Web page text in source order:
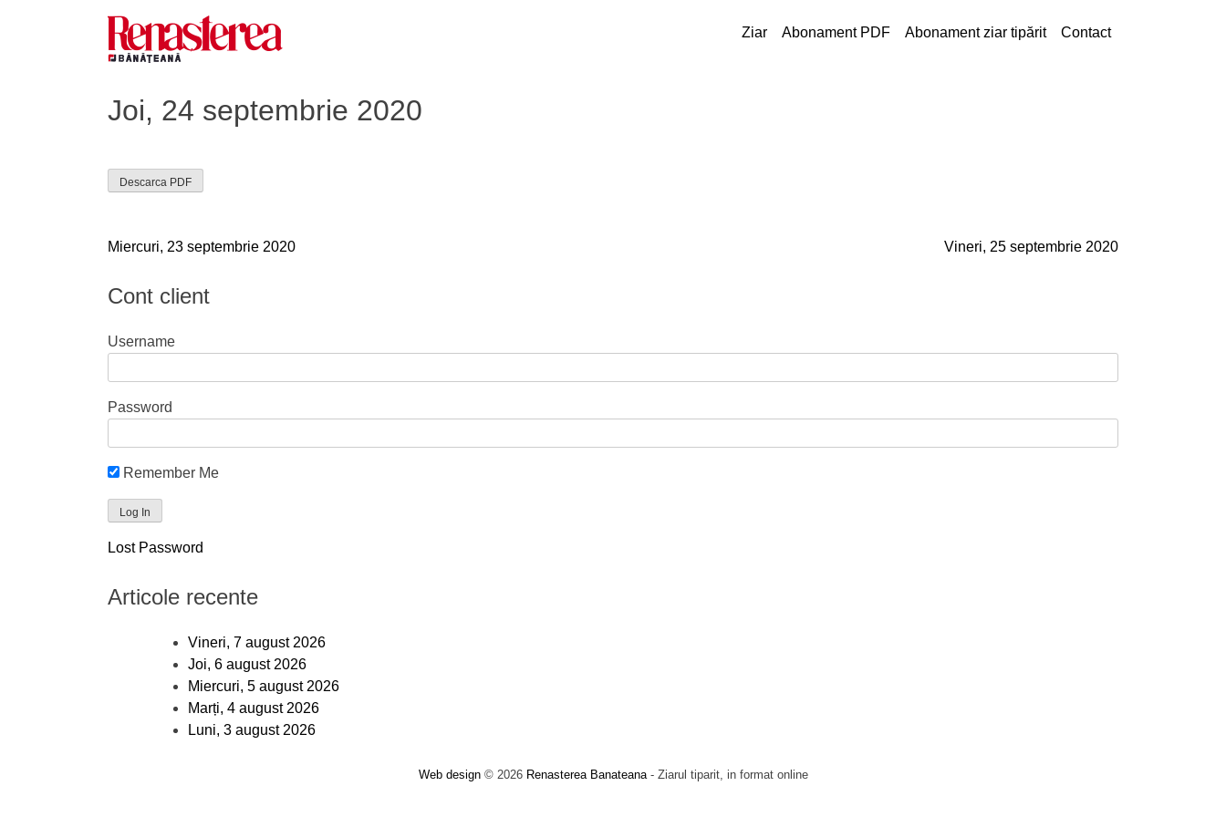
Ziar Abonament PDF Abonament ziar tipărit Contact
Joi, 24 septembrie 2020
Descarca PDF
Navigare
în
Miercuri, 23 septembrie 2020 Vineri, 25 septembrie 2020
Cont client
Username
Password
Remember Me
Lost Password
Articole recente
Vineri, 7 august 2026
Joi, 6 august 2026
Miercuri, 5 august 2026
Marți, 4 august 2026
Luni, 3 august 2026
Web design© 2026 Renasterea Banateana- Ziarul tiparit, in format online